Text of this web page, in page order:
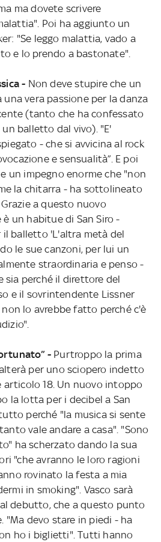
ma dovete scrivere
Poi ha aggiunto un
"Se leggo malattia, vado a
e lo prendo a bastonate".
- Non deve stupire che un
una vera passione per la danza
(tanto che ha confessato
balletto dal vivo). "E'
- che si avvicina al rock
e sensualità”. E poi
un impegno enorme che "non
la chitarra - ha sottolineato
a questo nuovo
è un habitue di San Siro -
il balletto 'L'altra metà del
le sue canzoni, per lui un
straordinaria e penso -
sia perché il direttore del
e il sovrintendente Lissner
lo avrebbe fatto perché c'è
-Purtroppo la prima
per uno sciopero indetto
articolo 18. Un nuovo intoppo
la lotta per i decibel a San
perché "la musica si sente
vale andare a casa". "Sono
ha scherzato dando la sua
"che avranno le loro ragioni
rovinato la festa a mia
in smoking". Vasco sarà
debutto, che a questo punto
"Ma devo stare in piedi - ha
ho i biglietti". Tutti hanno